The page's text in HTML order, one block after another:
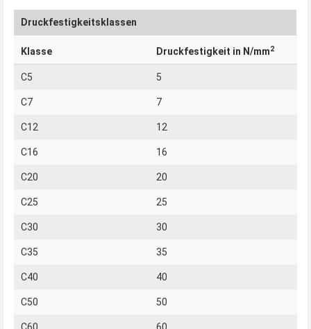
Druckfestigkeitsklassen
Klasse Druckfestigkeit in N/mm2
C5 5
C7 7
C12 12
C16 16
C20 20
C25 25
C30 30
C35 35
C40 40
C50 50
C60 60